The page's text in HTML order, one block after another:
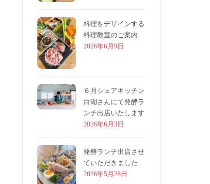
料理をデザインする
料理教室のご案内
2026年6月9日
６月シェアキッチン
白湖さんにて発酵ラ
ンチ出店いたします
2026年6月3日
発酵ランチ出店させ
ていただきました
2026年5月28日